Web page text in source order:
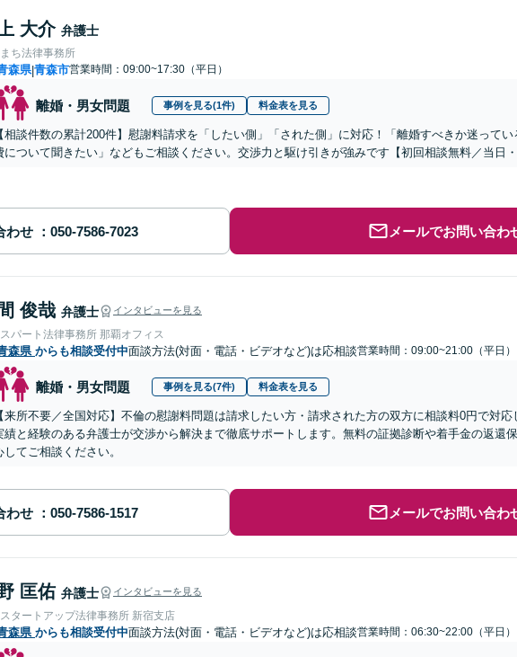
大介 弁護士
ち法律事務所
森県|青森市営業時間：09:00~17:30（平日）
離婚・男女問題 事例を見る(1件) 料金表を見る
【相談件数の累計200件】慰謝料請求を「したい側」「された側」に対応！「離婚すべきか迷って
について聞きたい」などもご相談ください。交渉力と駆け引きが強みです【初回相談無料／当日・
わせ メールでお問い合わ
俊哉 弁護士 インタビューを見る
パート法律事務所 那覇オフィス
森県 からも相談受付中面談方法(対面・電話・ビデオなど)は応相談営業時間：09:00~21:00（平日）
離婚・男女問題 事例を見る(7件) 料金表を見る
【来所不要／全国対応】不倫の慰謝料問題は請求したい方・請求された方の双方に相談料0円で対
績と経験のある弁護士が交渉から解決まで徹底サポートします。無料の証拠診断や着手金の返還
してご相談ください。
わせ メールでお問い合わ
匡佑 弁護士 インタビューを見る
タートアップ法律事務所 新宿支店
森県 からも相談受付中面談方法(対面・電話・ビデオなど)は応相談営業時間：06:30~22:00（平日）